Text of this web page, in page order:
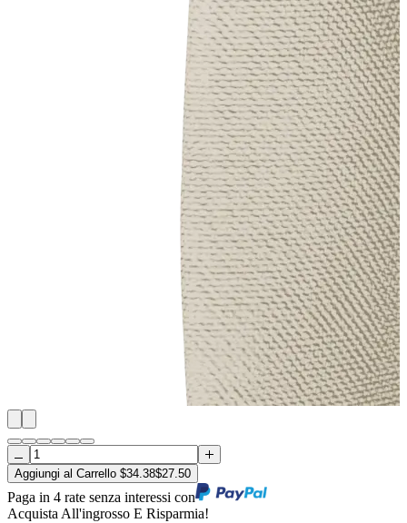
Aggiungi al Carrello $34.38$27.50
Paga in 4 rate senza interessi con
Acquista All'ingrosso E Risparmia!